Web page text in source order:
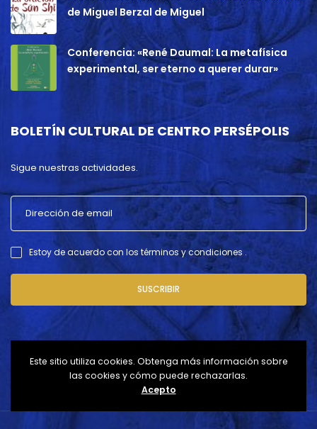
de Miguel Berzal de Miguel
Conferencia: «René Daumal: La metafísica
experimental, ser eterno a querer durar»
BOLETÍN CULTURAL DE CENTRO PERSÉPOLIS
Sigue nuestras actividades.
Estoy de acuerdo con los términos y condiciones .
SUSCRIBIR
Este sitio utiliza cookies. Obtenga más información sobre
las cookies y cómo puede rechazarlas.
Acepto